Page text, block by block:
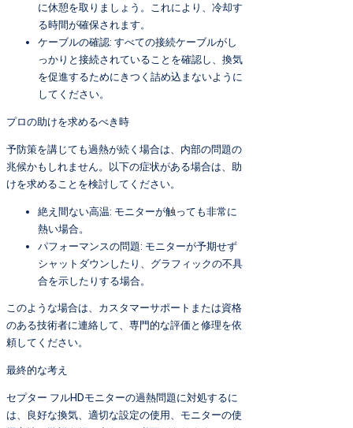
に休憩を取りましょう。これにより、冷却す
る時間が確保されます。
ケーブルの確認: すべての接続ケーブルがし
っかりと接続されていることを確認し、換気
を促進するためにきつく詰め込まないように
してください。
プロの助けを求めるべき時
予防策を講じても過熱が続く場合は、内部の問題の
兆候かもしれません。以下の症状がある場合は、助
けを求めることを検討してください。
絶え間ない高温: モニターが触っても非常に
熱い場合。
パフォーマンスの問題: モニターが予期せず
シャットダウンしたり、グラフィックの不具
合を示したりする場合。
このような場合は、カスタマーサポートまたは資格
のある技術者に連絡して、専門的な評価と修理を依
頼してください。
最終的な考え
セプター フルHDモニターの過熱問題に対処するに
は、良好な換気、適切な設定の使用、モニターの使